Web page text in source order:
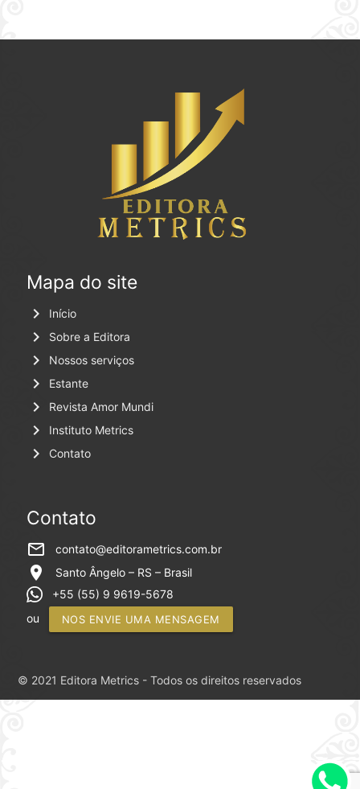
Mapa do site
keyboard_arrow_right Início
keyboard_arrow_right Sobre a Editora
keyboard_arrow_right Nossos serviços
keyboard_arrow_right Estante
keyboard_arrow_right Revista Amor Mundi
keyboard_arrow_right Instituto Metrics
keyboard_arrow_right Contato
Contato
mail_outline contato@editorametrics.com.br
location_on
Santo Ângelo – RS – Brasil
+55 (55) 9 9619-5678
ou
NOS ENVIE UMA MENSAGEM
© 2021 Editora Metrics - Todos os direitos reservados